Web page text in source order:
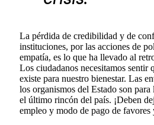
La pérdida de credibilidad y de
instituciones, por las acciones de
empatía, es lo que ha llevado al
Los ciudadanos necesitamos sentir
existe para nuestro bienestar. Las
los organismos del Estado son
el último rincón del país. ¡Deben
empleo y modo de pago de favores